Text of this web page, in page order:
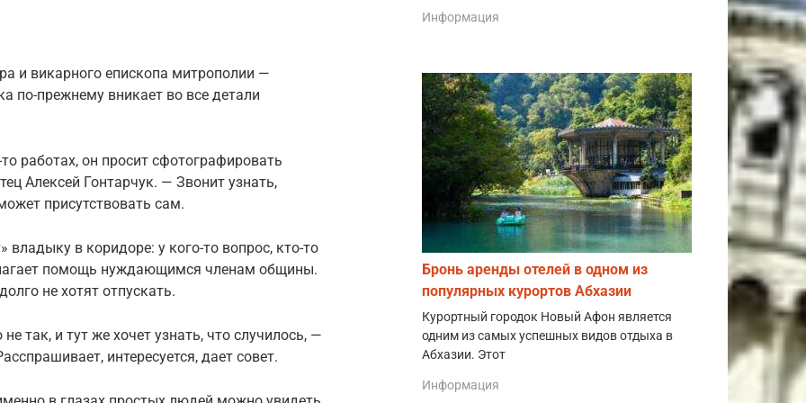
и викарного епископа митрополии —
по-прежнему вникает во все детали
работах, он просит сфотографировать
Алексей Гонтарчук. — Звонит узнать,
присутствовать сам.
в коридоре: у кого-то вопрос, кто-то
помощь нуждающимся членам общины.
не хотят отпускать.
так, и тут же хочет узнать, что случилось, —
интересуется, дает совет.
Информация
Бронь аренды отелей в одном из
популярных курортов Абхазии
Курортный городок Новый Афон является
одним из самых успешных видов отдыха в
Абхазии. Этот
Информация